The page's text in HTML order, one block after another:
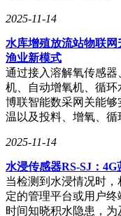
2025-11-14
水库增殖放流站物联
渔业新模式
通过接入溶解氧传感
机、自动增氧机、循
博联智能数采网关能
温以及投料、增氧、
2025-11-14
水浸传感器RS-SJ：
当检测到水浸情况时
定的管理平台或用户
时间知晓积水隐患，